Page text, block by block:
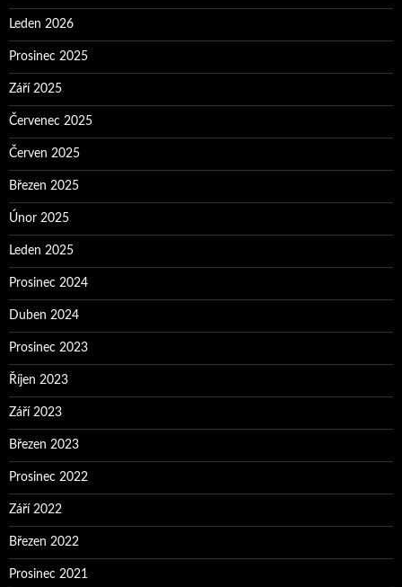
Leden 2026
Prosinec 2025
Září 2025
Červenec 2025
Červen 2025
Březen 2025
Únor 2025
Leden 2025
Prosinec 2024
Duben 2024
Prosinec 2023
Říjen 2023
Září 2023
Březen 2023
Prosinec 2022
Září 2022
Březen 2022
Prosinec 2021